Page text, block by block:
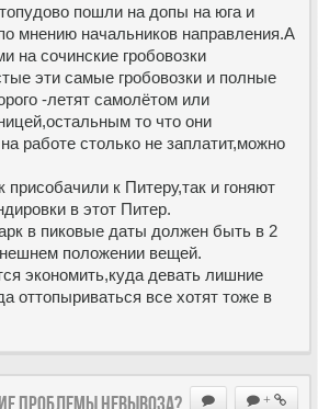
пошли на допы на юга и
мнению начальников направления.А
на сочинские гробовозки
эти самые гробовозки и полные
-летят самолётом или
то что они
работе столько не заплатит,можно
присобачили к Питеру,так и гоняют
в этот Питер.
в пиковые даты должен быть в 2
положении вещей.
экономить,куда девать лишние
оттопыриваться все хотят тоже в
+
проблемы невывоза?